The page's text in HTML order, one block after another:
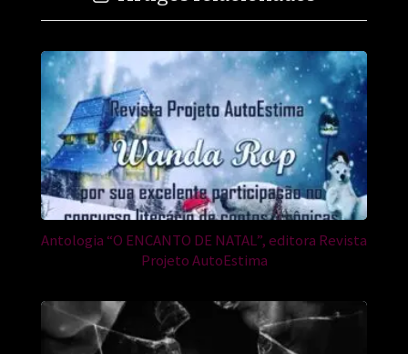
Antologia “O ENCANTO DE NATAL”, editora Revista
Projeto AutoEstima